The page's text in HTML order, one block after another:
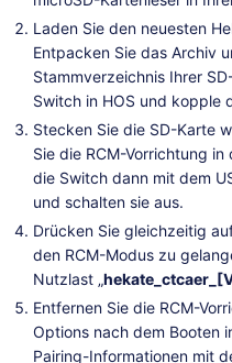
Laden Sie den neuesten
Entpacken Sie das Archiv
Stammverzeichnis Ihrer
Switch in HOS und kopple
Stecken Sie die SD-Karte
Sie die RCM-Vorrichtung
die Switch dann mit dem
und schalten sie aus.
Drücken Sie gleichzeitig
den RCM-Modus zu
Nutzlast „
Entfernen Sie die RCM-
Options nach dem Booten
Pairing-Informationen mit